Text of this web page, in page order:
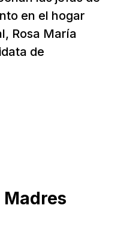
en el hogar
Rosa María
de
Madres